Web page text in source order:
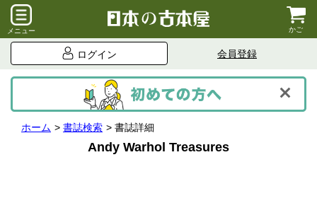
メニュー かご
ログイン 会員登録
ホーム 書誌検索 書誌詳細
Andy Warhol Treasures